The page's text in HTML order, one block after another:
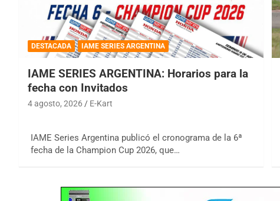
DESTACADA IAME SERIES ARGENTINA
IAME SERIES ARGENTINA: Horarios para la
fecha con Invitados
4 agosto, 2026 E-Kart
IAME Series Argentina publicó el cronograma de la 6ª
fecha de la Champion Cup 2026, que…